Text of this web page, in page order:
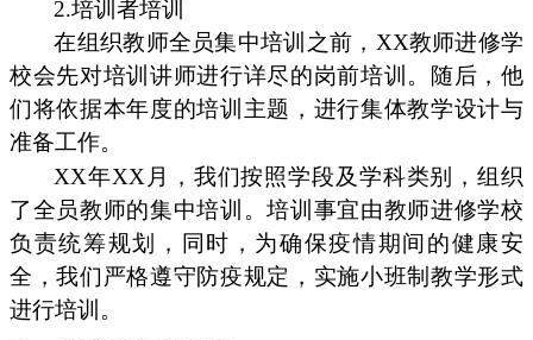
2.培训者培训
在组织教师全员集中培训之前，XX教师进修学
校会先对培训讲师进行详尽的岗前培训。随后，他
们将依据本年度的培训主题，进行集体教学设计与
准备工作。
XX年XX月，我们按照学段及学科类别，组织
了全员教师的集中培训。培训事宜由教师进修学校
负责统筹规划，同时，为确保疫情期间的健康安
全，我们严格遵守防疫规定，实施小班制教学形式
进行培训。